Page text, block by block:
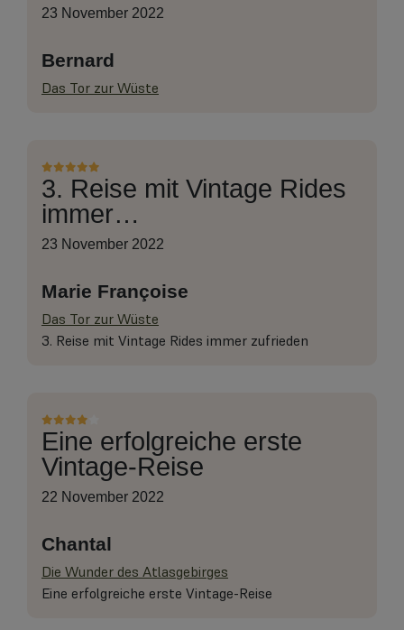
23 November 2022
Bernard
Das Tor zur Wüste
3. Reise mit Vintage Rides
immer…
23 November 2022
Marie Françoise
Das Tor zur Wüste
3. Reise mit Vintage Rides immer zufrieden
Eine erfolgreiche erste
Vintage-Reise
22 November 2022
Chantal
Die Wunder des Atlasgebirges
Eine erfolgreiche erste Vintage-Reise